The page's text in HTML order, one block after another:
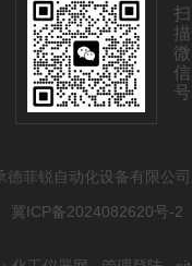
扫
描
微
信
号
德菲锐自动化设备有限公
冀ICP备2024082620号-2